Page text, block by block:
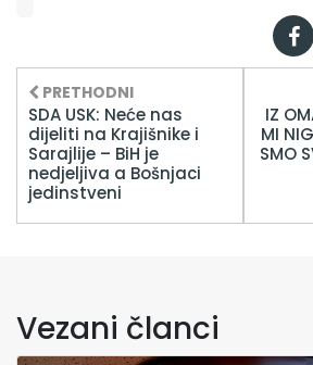
PRETHODNI
SDA USK: Neće nas
dijeliti na Krajišnike i
Sarajlije – BiH je
nedjeljiva a Bošnjaci
jedinstveni
IZ
MI
SMO
Vezani članci